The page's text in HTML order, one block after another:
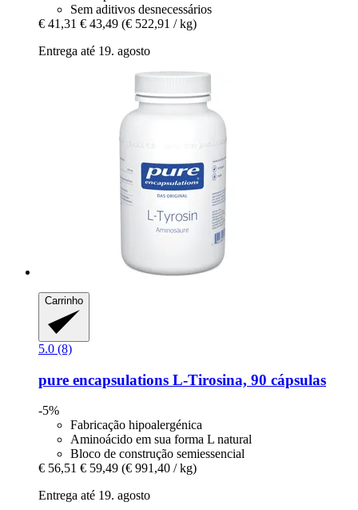
Sem aditivos desnecessários
€ 41,31 € 43,49 (€ 522,91 / kg)
Entrega até 19. agosto
Carrinho
5.0 (8)
pure encapsulations L-​Tirosina, 90 cápsulas
-5%
Fabricação hipoalergénica
Aminoácido em sua forma L natural
Bloco de construção semiessencial
€ 56,51 € 59,49 (€ 991,40 / kg)
Entrega até 19. agosto